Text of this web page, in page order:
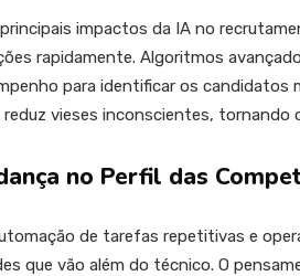
impactos da IA no
rapidamente. Algoritmos
para identificar os candidatos
reduz vieses inconscientes,
no Perfil das
de tarefas repetitivas e
que vão além do técnico. O